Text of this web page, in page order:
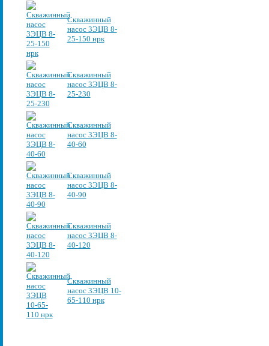
Скважинный
насос 3ЭЦВ 8-
25-150 нрк
Скважинный
насос 3ЭЦВ 8-
25-230
Скважинный
насос 3ЭЦВ 8-
40-60
Скважинный
насос 3ЭЦВ 8-
40-90
Скважинный
насос 3ЭЦВ 8-
40-120
Скважинный
насос 3ЭЦВ 10-
65-110 нрк